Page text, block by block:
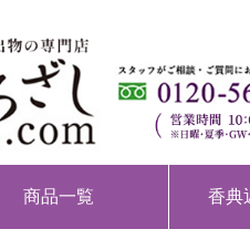
商品一覧 香典